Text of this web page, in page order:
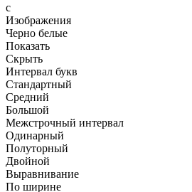
c
Изображения
Черно белые
Показать
Скрыть
Интервал букв
Стандартный
Средний
Большой
Межстрочный интервал
Одинарный
Полуторный
Двойной
Выравнивание
По ширине